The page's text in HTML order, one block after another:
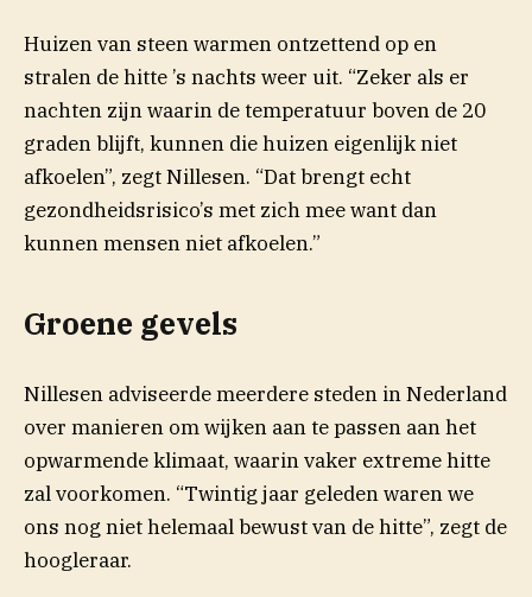
Huizen van steen warmen ontzettend op en
stralen de hitte ’s nachts weer uit. “Zeker als er
nachten zijn waarin de temperatuur boven de 20
graden blijft, kunnen die huizen eigenlijk niet
afkoelen”, zegt Nillesen. “Dat brengt echt
gezondheidsrisico’s met zich mee want dan
kunnen mensen niet afkoelen.”
Groene gevels
Nillesen adviseerde meerdere steden in Nederland
over manieren om wijken aan te passen aan het
opwarmende klimaat, waarin vaker extreme hitte
zal voorkomen. “Twintig jaar geleden waren we
ons nog niet helemaal bewust van de hitte”, zegt de
hoogleraar.